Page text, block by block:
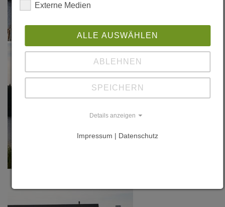
Externe Medien
ALLE AUSWÄHLEN
ABLEHNEN
SPEICHERN
Details anzeigen
Impressum | Datenschutz